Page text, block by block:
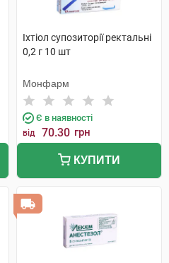
Іхтіол супозиторії ректальні
0,2 г 10 шт
Монфарм
Є в наявності
від 70.30 грн
КУПИТИ